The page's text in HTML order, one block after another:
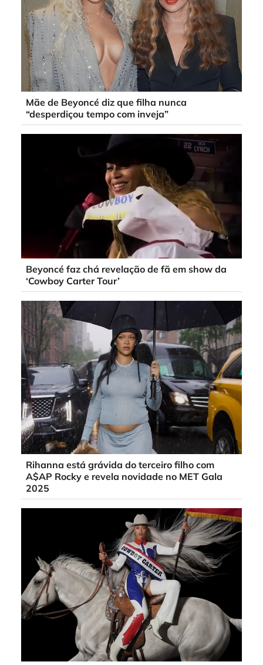
Mãe de Beyoncé diz que filha nunca
“desperdiçou tempo com inveja”
Beyoncé faz chá revelação de fã em show da
‘Cowboy Carter Tour’
Rihanna está grávida do terceiro filho com
A$AP Rocky e revela novidade no MET Gala
2025